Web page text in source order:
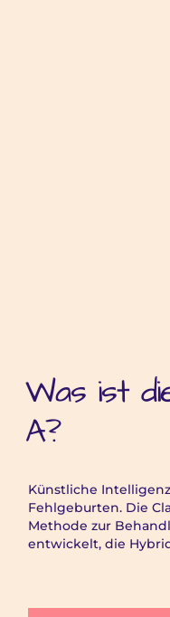
Was ist
A?
Künstliche
Fehlgeburten. Die
Methode zur
entwickelt, die